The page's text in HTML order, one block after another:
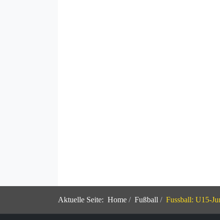
Aktuelle Seite: Home Fußball Fussball: U15-